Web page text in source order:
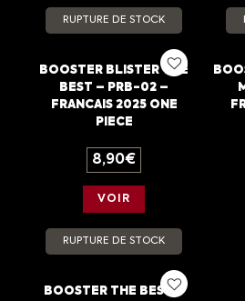
RUPTURE DE STOCK
BOOSTER BLISTER THE
BEST – PRB-02 –
FRANCAIS 2025 ONE
PIECE
8,90€
VOIR
RUPTURE DE STOCK
BOOSTER THE BEST –